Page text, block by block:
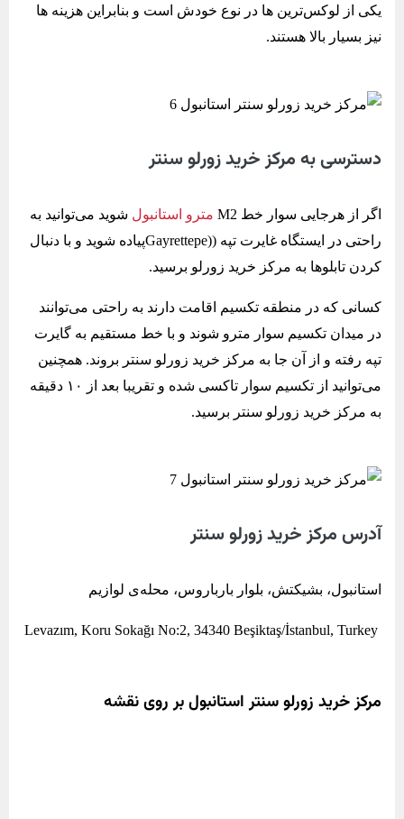
یکی از لوکس‌ترین ها در نوع خودش است و بنابراین هزینه ها
نیز بسیار بالا هستند.
دسترسی به مرکز خرید زورلو سنتر
اگر از هرجایی سوار خط M2 مترو استانبول شوید می‌توانید به
راحتی در ایستگاه غایرت تپه ((Gayrettepeپیاده شوید و با دنبال
کردن تابلوها به مرکز خرید زورلو برسید.
کسانی که در منطقه تکسیم اقامت دارند به راحتی می‌توانند
در میدان تکسیم سوار مترو شوند و با خط مستقیم به گایرت
تپه رفته و از آن جا به مرکز خرید زورلو سنتر بروند. همچنین
می‌توانید از تکسیم سوار تاکسی شده و تقریبا بعد از ۱۰ دقیقه
به مرکز خرید زورلو سنتر برسید.
آدرس مرکز خرید زورلو سنتر
استانبول، بشیکتش، بلوار بارباروس، محله‌ی لوازیم
مرکز خرید زورلو سنتر استانبول بر روی نقشه